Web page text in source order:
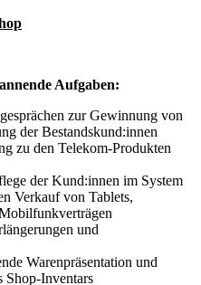
Aufgaben:
zur Gewinnung von
der Bestandskund:innen
zu den Telekom-Produkten
der Kund:innen im System
Verkauf von Tablets,
und
Warenpräsentation und
Shop-Inventars